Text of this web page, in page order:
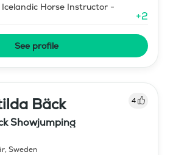
Horse Instructor -
+2
See profile
Bäck 4
Showjumping
, Sweden